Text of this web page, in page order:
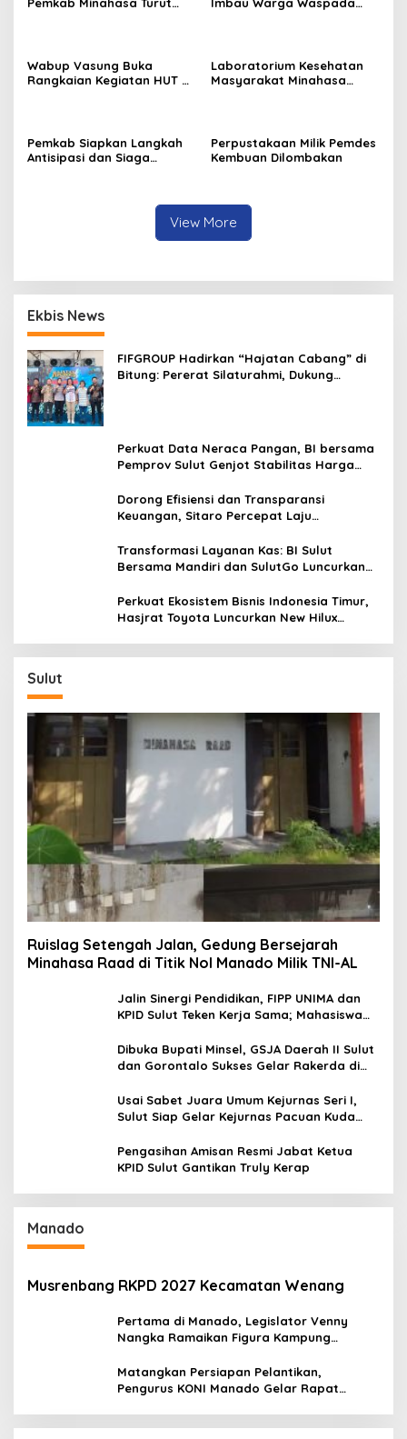
Wabup Vasung Buka
Rangkaian Kegiatan HUT RI
Laboratorium Kesehatan
Masyarakat Minahasa
Pemkab Siapkan Langkah
Antisipasi dan Siaga
Perpustakaan Milik Pemdes
Kembuan Dilombakan
View More
Ekbis News
FIFGROUP Hadirkan “Hajatan Cabang” di
Bitung: Pererat Silaturahmi, Dukung
Perkuat Data Neraca Pangan, BI bersama
Pemprov Sulut Genjot Stabilitas Harga
Dorong Efisiensi dan Transparansi
Keuangan, Sitaro Percepat Laju
Transformasi Layanan Kas: BI Sulut
Bersama Mandiri dan SulutGo Luncurkan
Kepulauan
Perkuat Ekosistem Bisnis Indonesia Timur,
Hasjrat Toyota Luncurkan New Hilux
Sulut
Ruislag Setengah Jalan, Gedung Bersejarah
Minahasa Raad di Titik Nol Manado Milik TNI-AL
Jalin Sinergi Pendidikan, FIPP UNIMA dan
KPID Sulut Teken Kerja Sama; Mahasiswa
Penyiaran
Dibuka Bupati Minsel, GSJA Daerah II Sulut
dan Gorontalo Sukses Gelar Rakerda di
Usai Sabet Juara Umum Kejurnas Seri I,
Sulut Siap Gelar Kejurnas Pacuan Kuda
Pengasihan Amisan Resmi Jabat Ketua
KPID Sulut Gantikan Truly Kerap
Manado
Musrenbang RKPD 2027 Kecamatan Wenang
Pertama di Manado, Legislator Venny
Nangka Ramaikan Figura Kampung
Matangkan Persiapan Pelantikan,
Pengurus KONI Manado Gelar Rapat